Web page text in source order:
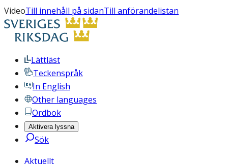
VideoTill innehåll på sidanTill anförandelistan
Lättläst
Teckenspråk
In English
Other languages
Ordbok
Aktivera lyssna
Sök
Aktuellt